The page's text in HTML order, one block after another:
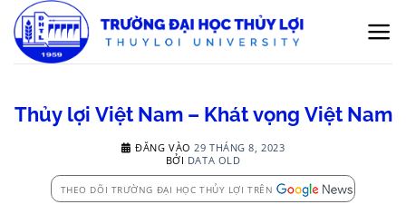
qua
nội
Thủy lợi Việt Nam – Khát vọng Việt Nam
ĐĂNG VÀO 29 THÁNG 8, 2023
BỞI DATA OLD
THEO DÕI TRƯỜNG ĐẠI HỌC THỦY LỢI TRÊN